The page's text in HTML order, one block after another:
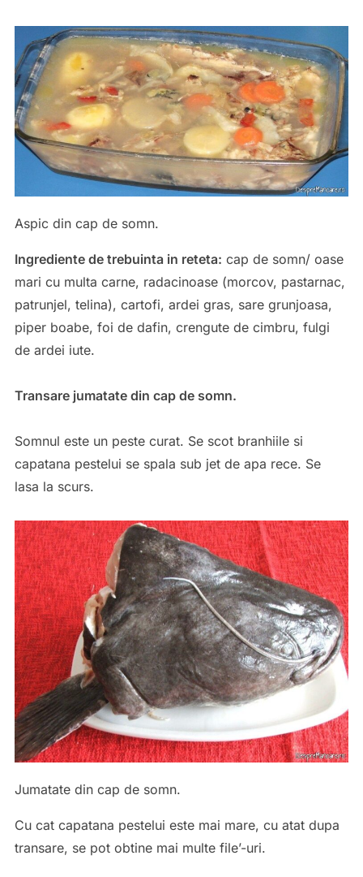
Aspic din cap de somn.
Ingrediente de trebuinta in reteta: cap de somn/ oase
mari cu multa carne, radacinoase (morcov, pastarnac,
patrunjel, telina), cartofi, ardei gras, sare grunjoasa,
piper boabe, foi de dafin, crengute de cimbru, fulgi
de ardei iute.
Transare jumatate din cap de somn.
Somnul este un peste curat. Se scot branhiile si
capatana pestelui se spala sub jet de apa rece. Se
lasa la scurs.
Jumatate din cap de somn.
Cu cat capatana pestelui este mai mare, cu atat dupa
transare, se pot obtine mai multe file’-uri.